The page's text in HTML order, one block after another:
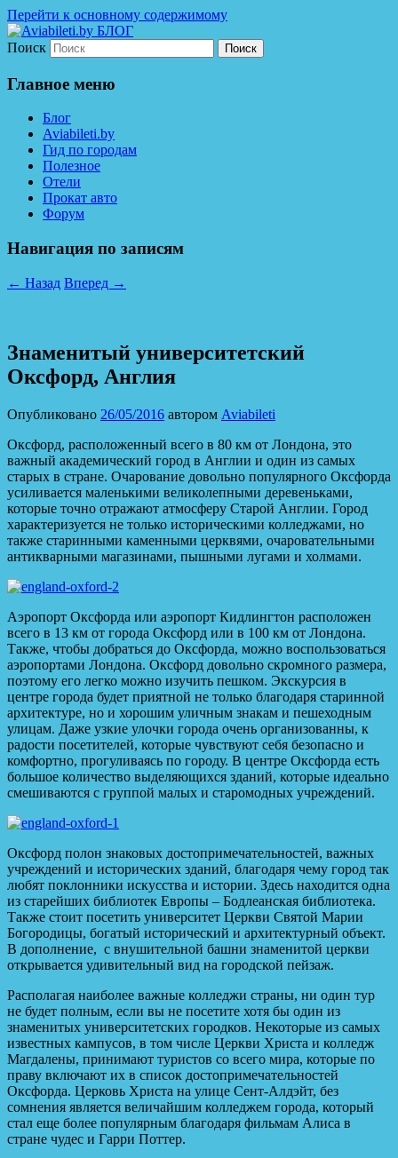
Перейти к основному содержимому
Aviabileti.by БЛОГ
Дешевые авиабилеты по всему миру. С
нами легко путешествовать!
Поиск
Главное меню
Блог
Aviabileti.by
Гид по городам
Полезное
Отели
Прокат авто
Форум
Навигация по записям
← Назад Вперед →
Знаменитый университетский
Оксфорд, Англия
Опубликовано 26/05/2016 автором Aviabileti
Оксфорд, расположенный всего в 80 км от Лондона, это
важный академический город в Англии и один из самых
старых в стране. Очарование довольно популярного Оксфорда
усиливается маленькими великолепными деревеньками,
которые точно отражают атмосферу Старой Англии. Город
характеризуется не только историческими колледжами, но
также старинными каменными церквями, очаровательными
антикварными магазинами, пышными лугами и холмами.
Аэропорт Оксфорда или аэропорт Кидлингтон расположен
всего в 13 км от города Оксфорд или в 100 км от Лондона.
Также, чтобы добраться до Оксфорда, можно воспользоваться
аэропортами Лондона. Оксфорд довольно скромного размера,
поэтому его легко можно изучить пешком. Экскурсия в
центре города будет приятной не только благодаря старинной
архитектуре, но и хорошим уличным знакам и пешеходным
улицам. Даже узкие улочки города очень организованны, к
радости посетителей, которые чувствуют себя безопасно и
комфортно, прогуливаясь по городу. В центре Оксфорда есть
большое количество выделяющихся зданий, которые идеально
смешиваются с группой малых и старомодных учреждений.
Оксфорд полон знаковых достопримечательностей, важных
учреждений и исторических зданий, благодаря чему город так
любят поклонники искусства и истории. Здесь находится одна
из старейших библиотек Европы – Бодлеанская библиотека.
Также стоит посетить университет Церкви Святой Марии
Богородицы, богатый исторический и архитектурный объект.
В дополнение, с внушительной башни знаменитой церкви
открывается удивительный вид на городской пейзаж.
Располагая наиболее важные колледжи страны, ни один тур
не будет полным, если вы не посетите хотя бы один из
знаменитых университетских городков. Некоторые из самых
известных кампусов, в том числе Церкви Христа и колледж
Магдалены, принимают туристов со всего мира, которые по
праву включают их в список достопримечательностей
Оксфорда. Церковь Христа на улице Сент-Алдэйт, без
сомнения является величайшим колледжем города, который
стал еще более популярным благодаря фильмам Алиса в
стране чудес и Гарри Поттер.